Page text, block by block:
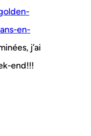
en-
j’ai
end!!!